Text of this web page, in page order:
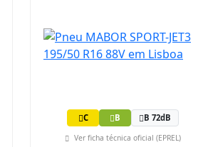
C B B 72dB
Ver ficha técnica oficial (EPREL)